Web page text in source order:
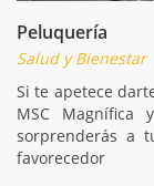
Peluquería
Salud y Bienestar
Si te apetece
MSC Magnífica
sorprenderás a
favorecedor